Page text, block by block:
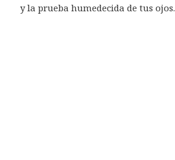
y la prueba humedecida de tus ojos.